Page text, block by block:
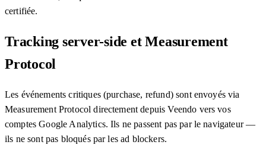
certifiée.
Tracking server-side et Measurement
Protocol
Les événements critiques (purchase, refund) sont envoyés via
Measurement Protocol directement depuis Veendo vers vos
comptes Google Analytics. Ils ne passent pas par le navigateur —
ils ne sont pas bloqués par les ad blockers.